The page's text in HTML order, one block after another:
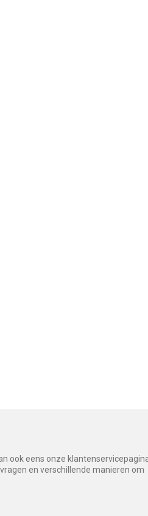
ook eens onze
en verschillende manieren om